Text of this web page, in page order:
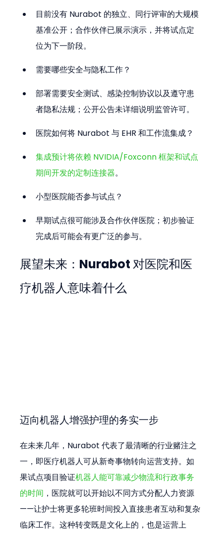
目前没有 Nurabot 的独立、同行评审的大规模
基准公开；合作伙伴已展示演示，并将试点定
位为下一阶段。
需要哪些安全与隐私工作？
部署需要安全测试、感染控制协议以及遵守患
者隐私法规；公开公告未详细说明监管许可。
医院如何将 Nurabot 与 EHR 和工作流集成？
集成预计将依赖 NVIDIA/Foxconn 框架和试点
期间开发的定制连接器。
小型医院能否参与试点？
早期试点很可能涉及合作伙伴医院；初步验证
完成后可能会有更广泛的参与。
展望未来：Nurabot 对医院和医
疗机器人意味着什么
迈向机器人增强护理的务实一步
在未来几年，Nurabot 代表了最清晰的行业赌注之
一，即医疗机器人可从新奇事物转向运营支持。如
果试点项目验证机器人能可靠减少物流和行政事务
的时间 ，医院就可以开始以不同方式分配人力资源
——让护士将更多轮班时间投入直接患者互动和复杂
临床工作。这种转变既是文化上的，也是运营上